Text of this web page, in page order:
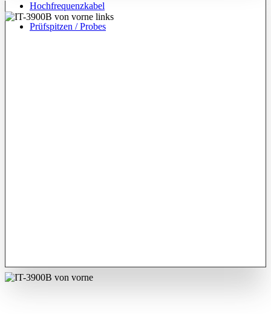
Hochfrequenzkabel
Prüfspitzen / Probes